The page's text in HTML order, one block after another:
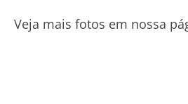
Veja mais fotos em nossa